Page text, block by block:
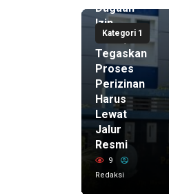
Kategori 1
Dugaan
Izin
Palsu,
Tegaskan
Proses
Perizinan
Harus
Lewat
Jalur
Resmi
9
Redaksi